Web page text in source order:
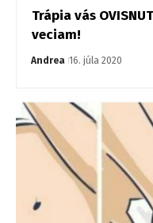
Trápia vás
veciam!
Andrea 16. júla 2020